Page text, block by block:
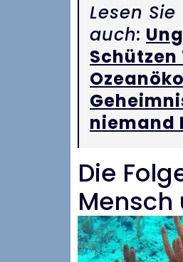
Lesen Sie
auch:
Schützen
niemand
Die